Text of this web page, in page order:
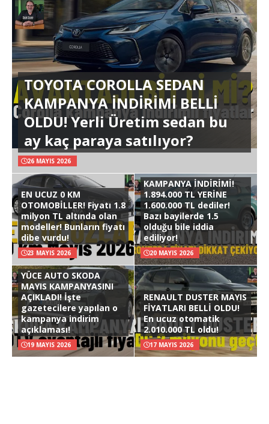
TOYOTA COROLLA SEDAN
KAMPANYA İNDİRİMİ BELLİ
OLDU! Yerli Üretim sedan bu
ay kaç paraya satılıyor?
26 MAYIS 2026
EN UCUZ 0 KM
OTOMOBİLLER! Fiyatı 1.8
milyon TL altında olan
modeller! Bunların fiyatı
dibe vurdu!
23 MAYIS 2026
KAMPANYA İNDİRİMİ!
1.894.000 TL YERİNE
1.600.000 TL dediler!
Bazı bayilerde 1.5
olduğu bile iddia
ediliyor!
20 MAYIS 2026
YÜCE AUTO SKODA
MAYIS KAMPANYASINI
AÇIKLADI! İşte
gazetecilere yapılan o
kampanya indirim
açıklaması!
19 MAYIS 2026
RENAULT DUSTER MAYIS
FİYATLARI BELLİ OLDU!
En ucuz otomatik
2.010.000 TL oldu!
17 MAYIS 2026